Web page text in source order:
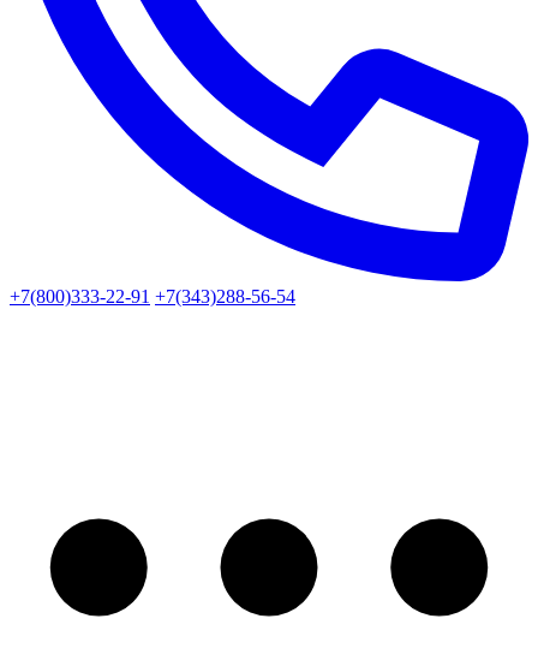
+7(800)333-22-91 +7(343)288-56-54